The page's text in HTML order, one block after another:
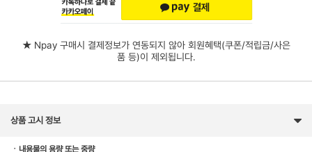
★ Npay 구매시 결제정보가 연동되지 않아 회원혜택(쿠폰/적립금/사은
품 등)이 제외됩니다.
상품 고시 정보
ㆍ내용물의 용량 또는 중량